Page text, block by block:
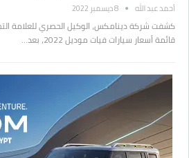
أحمد عبد الله 8 ديسمبر 2022
كشفت شركة دينامكس، الوكيل الحصري للعلامة
قائمة أسعار سيارات فيات موديل 2022، بعد…